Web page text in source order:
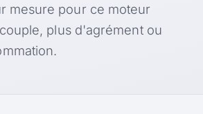
mesure pour ce moteur
plus d'agrément ou